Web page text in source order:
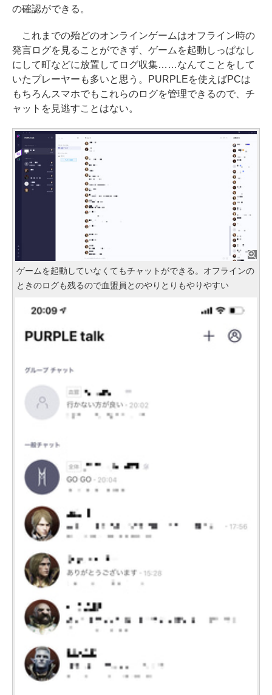
の確認ができる。
これまでの殆どのオンラインゲームはオフライン時の
発言ログを見ることができず、ゲームを起動しっぱなし
にして町などに放置してログ収集……なんてことをして
いたプレーヤーも多いと思う。PURPLEを使えばPCは
もちろんスマホでもこれらのログを管理できるので、チ
ャットを見逃すことはない。
ゲームを起動していなくてもチャットができる。オフラインの
ときのログも残るので血盟員とのやりとりもやりやすい